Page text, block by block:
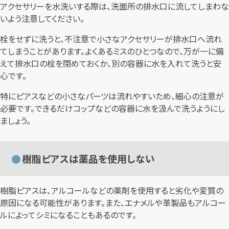
アクセサリーを水洗いする際は、洗面所の排水口に流してしまわな
いよう注意してください。
栓をせずに洗うと、不注意で小さなアクセサリーが排水口へ流れ
てしまうことがあります。よくあるミスのひとつなので、万が一に備
えて排水口の栓を閉めておくか、別の容器に水を入れて洗うと安
心です。
特にピアスなどの小さなパーツは流れやすいため、細心の注意が
必要です。できるだけコップなどの容器に水を汲んで洗うようにし
ましょう。
樹脂ピアスは薬品を使用しない
樹脂ピアスは、アルコールなどの薬剤を使用すると劣化や変質の
原因になる可能性があります。また、エナメルや革製品もアルコー
ルによってシミになることもあるのです。